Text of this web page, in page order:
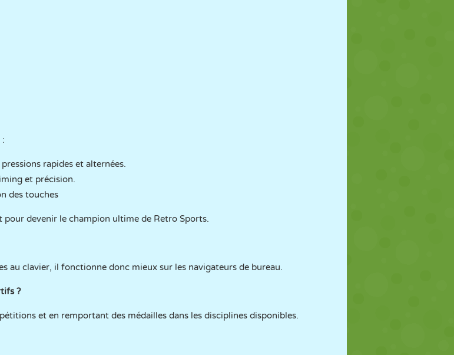
rapides et alternées.
et précision.
des touches
devenir le champion ultime de Retro Sports.
au clavier, il fonctionne donc mieux sur les navigateurs de bureau.
?
et en remportant des médailles dans les disciplines disponibles.